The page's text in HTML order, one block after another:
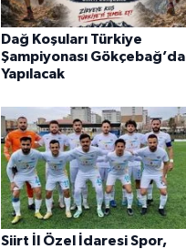
Dağ Koşuları Türkiye
Şampiyonası Gökçebağ’da
Yapılacak
Siirt İl Özel İdaresi Spor,